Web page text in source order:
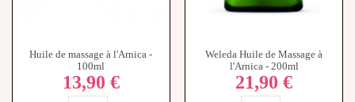
Huile de massage à l'Arnica -
100ml
13,90 €
Weleda Huile de Massage à
l'Arnica - 200ml
21,90 €